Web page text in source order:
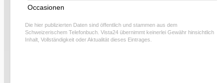
Occasionen
Die hier publizierten Daten sind öffentlich und stammen aus dem
Schweizerischem Telefonbuch. Vista24 übernimmt keinerlei Gewähr hinsichtlich
Inhalt, Vollständigkeit oder Aktualität dieses Eintrages.